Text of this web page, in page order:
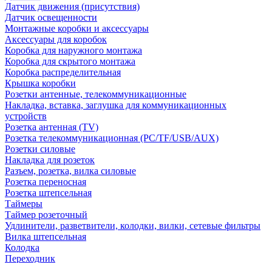
Датчик движения (присутствия)
Датчик освещенности
Монтажные коробки и аксессуары
Аксессуары для коробок
Коробка для наружного монтажа
Коробка для скрытого монтажа
Коробка распределительная
Крышка коробки
Розетки антенные, телекоммуникационные
Накладка, вставка, заглушка для коммуникационных
устройств
Розетка антенная (TV)
Розетка телекоммуникационная (PC/TF/USB/AUX)
Розетки силовые
Накладка для розеток
Разъем, розетка, вилка силовые
Розетка переносная
Розетка штепсельная
Таймеры
Таймер розеточный
Удлинители, разветвители, колодки, вилки, сетевые фильтры
Вилка штепсельная
Колодка
Переходник